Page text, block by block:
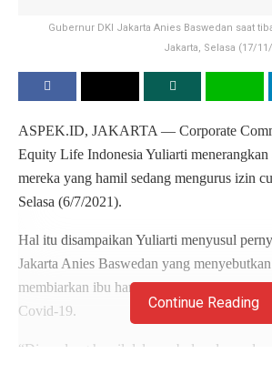
Gubernur DKI Jakarta Anies Baswedan saat
Jakarta, Selasa (17/
ASPEK.ID, JAKARTA — Corporate
Equity Life Indonesia Yuliarti menerangkan
mereka yang hamil sedang mengurus izin
Selasa (6/7/2021).
Hal itu disampaikan Yuliarti menyusul
Jakarta Anies Baswedan yang
membiarkan ibu hamil bekerja di kantor di
Covid-19.
“Dia sedang hamil delapan bulan dan
Continue Reading